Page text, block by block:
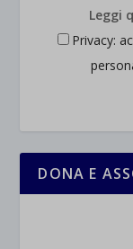
Leggi
Privacy:
DONA E
et-saved-post*